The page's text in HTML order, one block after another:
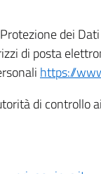
dei
di posta
https://
di controllo